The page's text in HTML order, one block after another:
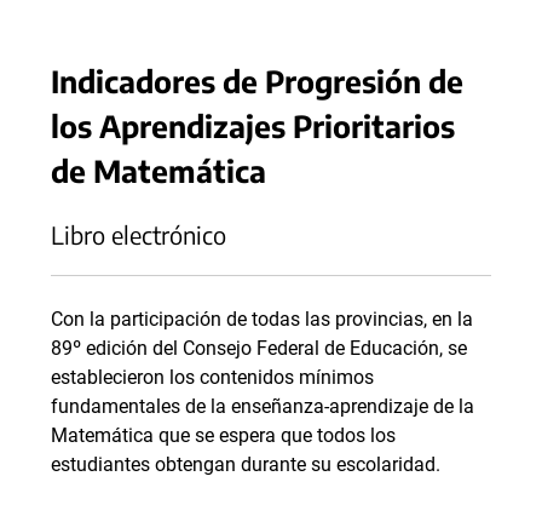
Indicadores de Progresión de
los Aprendizajes Prioritarios
de Matemática
Libro electrónico
Con la participación de todas las provincias, en la
89º edición del Consejo Federal de Educación, se
establecieron los contenidos mínimos
fundamentales de la enseñanza-aprendizaje de la
Matemática que se espera que todos los
estudiantes obtengan durante su escolaridad.